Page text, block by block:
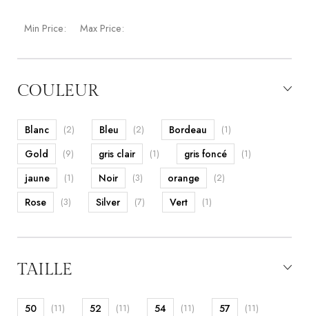
Min Price: Max Price:
COULEUR
Blanc (2) Bleu (2) Bordeau (1)
Gold (9) gris clair (1) gris foncé (1)
jaune (1) Noir (3) orange (2)
Rose (3) Silver (7) Vert (1)
TAILLE
50 (11) 52 (11) 54 (11) 57 (11)